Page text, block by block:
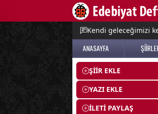
Kendi geleceğimizi
ANASAYFA
ŞİİR EKLE
YAZI EKLE
İLETİ PAYLAŞ
menu